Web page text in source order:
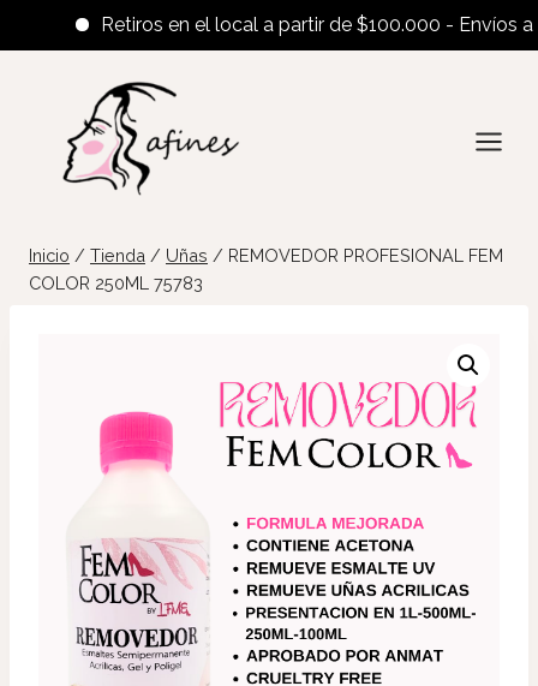
Retiros en el local a partir de $100.000 - Envíos al
contenido
Inicio / Tienda / Uñas / REMOVEDOR PROFESIONAL FEM
COLOR 250ML 75783